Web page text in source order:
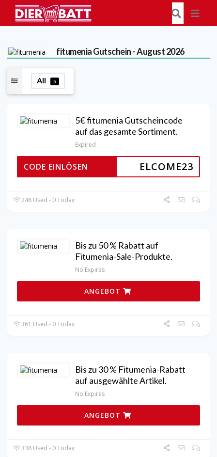
fitumeniaGutschein - August 2026
All 5
5€ fitumenia Gutscheincode
auf das gesamte Sortiment.
Expired
ELCOME23
CODE EINLÖSEN
248 Used - 0 Today
Bis zu 50 % Rabatt auf
Fitumenia-Sale-Produkte.
No Expires
ANGEBOT
361 Used - 0 Today
Bis zu 30 % Fitumenia-Rabatt
auf ausgewählte Artikel.
No Expires
ANGEBOT
338 Used - 0 Today